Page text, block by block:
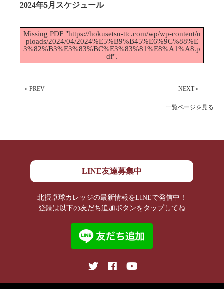
2024年5月スケジュール
Missing PDF "https://hokusetsu-ttc.com/wp/wp-content/u
ploads/2024/04/2024%E5%B9%B45%E6%9C%88%E
3%82%B3%E3%83%BC%E3%83%81%E8%A1%A8.p
df".
« PREV NEXT »
一覧ページを見る
LINE友達募集中
北摂卓球カレッジの最新情報をLINEで発信中！
登録は以下の友だち追加ボタンをタップしてね